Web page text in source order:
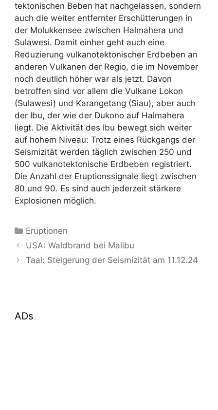
tektonischen Beben hat nachgelassen, sondern
auch die weiter entfernter Erschütterungen in
der Molukkensee zwischen Halmahera und
Sulawesi. Damit einher geht auch eine
Reduzierung vulkanotektonischer Erdbeben an
anderen Vulkanen der Regio, die im November
noch deutlich höher war als jetzt. Davon
betroffen sind vor allem die Vulkane Lokon
(Sulawesi) und Karangetang (Siau), aber auch
der Ibu, der wie der Dukono auf Halmahera
liegt. Die Aktivität des Ibu bewegt sich weiter
auf hohem Niveau: Trotz eines Rückgangs der
Seismizität werden täglich zwischen 250 und
500 vulkanotektonische Erdbeben registriert.
Die Anzahl der Eruptionssignale liegt zwischen
80 und 90. Es sind auch jederzeit stärkere
Explosionen möglich.
Kategorien
Eruptionen
USA: Waldbrand bei Malibu
Taal: Steigerung der Seismizität am 11.12.24
ADs